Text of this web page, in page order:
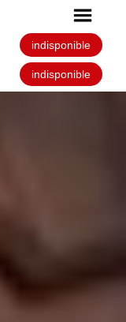
indisponible
indisponible